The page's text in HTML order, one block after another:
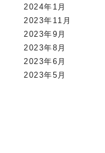
2024年1月
2023年11月
2023年9月
2023年8月
2023年6月
2023年5月